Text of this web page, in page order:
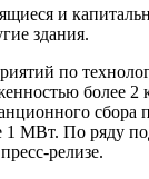
и
здания.
по
более
1 МВт. По ряду
релизе.